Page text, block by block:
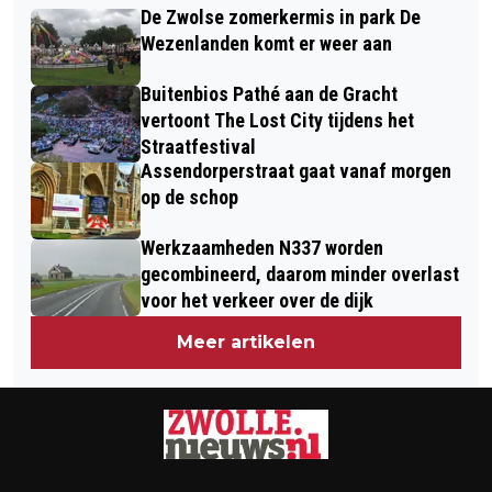
MEPPELERSTRAATWEG
OP VERDENKING BETROKKENHEID
WAPENVONDST SCHELLERDIJK
De Zwolse zomerkermis in park De
Wezenlanden komt er weer aan
Buitenbios Pathé aan de Gracht
vertoont The Lost City tijdens het
Straatfestival
Assendorperstraat gaat vanaf morgen
op de schop
Werkzaamheden N337 worden
gecombineerd, daarom minder overlast
voor het verkeer over de dijk
Meer artikelen